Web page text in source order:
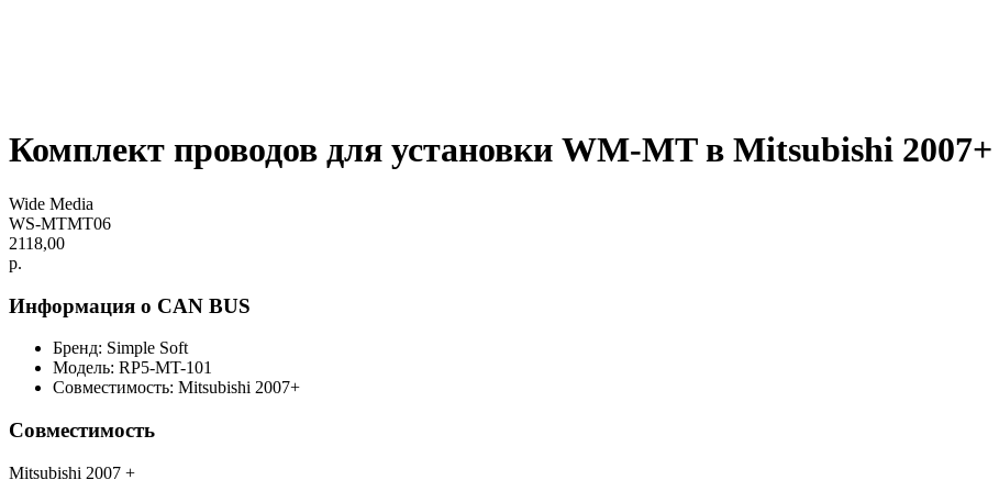
Комплект проводов для установки WM-MT в Mitsubishi
Wide Media
WS-MTMT06
2118,00
р.
Информация о CAN BUS
Бренд: Simple Soft
Модель: RP5-MT-101
Совместимость: Mitsubishi 2007+
Совместимость
Mitsubishi 2007 +